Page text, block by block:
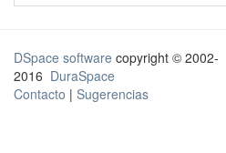
DSpace software copyright © 2002-
2016 DuraSpace
Contacto | Sugerencias